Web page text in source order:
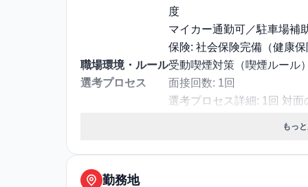
度
マイカー通勤可／駐車場補
保険: 社会保険完備（健康
職場環境・ルール受動喫煙対策（喫煙ルール
選考プロセス
面接回数: 1回
選考プロセス詳細: 1回 対面
もっ
勤務地